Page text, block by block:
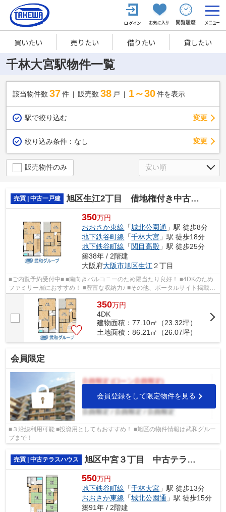
買いたい 売りたい 借りたい 貸したい
千林大宮駅物件一覧
該当物件数 37件 販売数 38 戸 1～30 件を表示
駅で絞り込む 変更
絞り込み条件： なし 変更
販売物件のみ
売買 | 中古一戸建 旭区生江2丁目 借地権付き中古戸建
350万円
おおさか東線 「城北公園通 」駅 徒歩8分
地下鉄谷町線 「千林大宮 」駅 徒歩18分
地下鉄谷町線 「関目高殿 」駅 徒歩25分
築38年 / 2階建
大阪府大阪市旭区生江 ２丁目
■ご内覧予約受付中■ ■南向きバルコニーのため陽当たり良好！ ■4DKのため
ファミリー層におすすめ！ ■豊富な収納力♪ ■その他、ポータルサイト掲載物
350万円
4DK
建物面積：77.10㎡（23.32坪）
土地面積：86.21㎡（26.07坪）
会員限定
会員登録をして限定物件を見る
■３沿線利用可能 ■投資用としてもおすすめ！ ■旭区の物件情報は武和グルー
プまで！
売買 | 中古テラスハウス 旭区中宮３丁目 中古テラスハウス
550万円
地下鉄谷町線 「千林大宮 」駅 徒歩13分
おおさか東線 「城北公園通 」駅 徒歩15分
築91年 / 2階建